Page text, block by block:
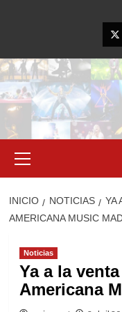
primario
INICIO NOTICIAS
YA
AMERICANA MUSIC
Noticias
Ya a la
Americana